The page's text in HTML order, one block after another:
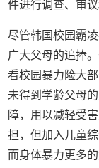
件进行调查、审议
尽管韩国校园霸
广大父母的追捧
看校园暴力险大
未得到学龄父母
障，用以减轻受
担，但加入儿童
而身体暴力更多